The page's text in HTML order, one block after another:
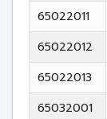
65022011
65022012
65022013
65032001